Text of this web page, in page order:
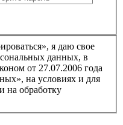
я даю свое
данных, в
от 27.07.2006 года
на условиях и для
на обработку